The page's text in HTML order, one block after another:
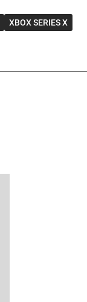
XBOX SERIES X